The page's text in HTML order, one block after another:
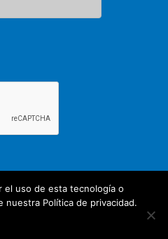
Share
el uso de esta tecnología o
Política de privacidad.